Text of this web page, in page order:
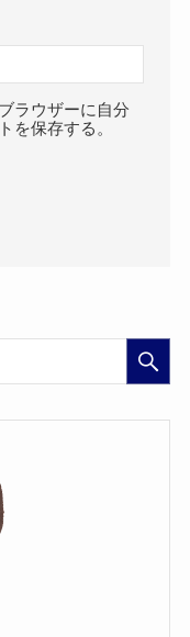
ラウザーに自分
を保存する。